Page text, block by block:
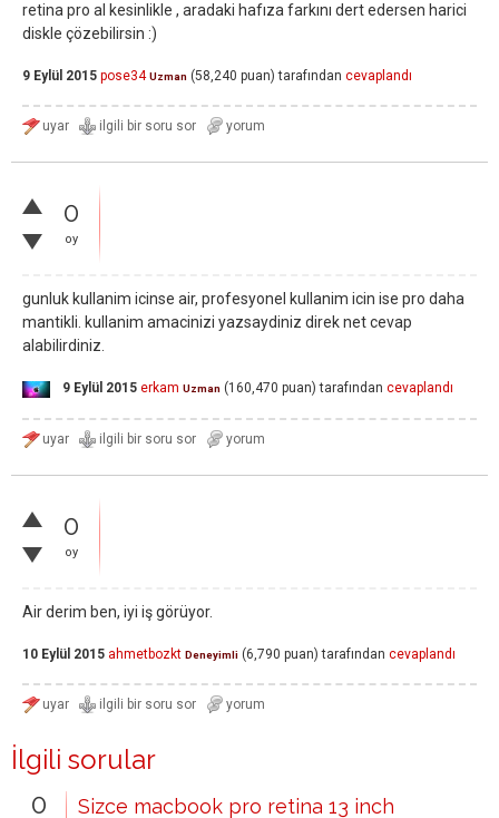
retina pro al kesinlikle , aradaki hafıza farkını dert edersen harici
diskle çözebilirsin :)
9 Eylül 2015 pose34 Uzman (58,240 puan) tarafından cevaplandı
0
oy
gunluk kullanim icinse air, profesyonel kullanim icin ise pro daha
mantikli. kullanim amacinizi yazsaydiniz direk net cevap
alabilirdiniz.
9 Eylül 2015 erkam Uzman (160,470 puan) tarafından cevaplandı
0
oy
Air derim ben, iyi iş görüyor.
10 Eylül 2015 ahmetbozkt Deneyimli (6,790 puan) tarafından cevaplandı
İlgili sorular
0
Sizce macbook pro retina 13 inch